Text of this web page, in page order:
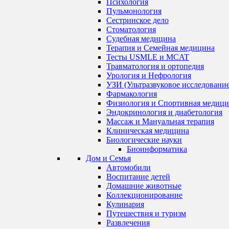
Психология
Пульмонология
Сестринское дело
Стоматология
Судебная медицина
Терапия и Семейная медицина
Тесты USMLE и MCAT
Травматология и ортопедия
Урология и Нефрология
УЗИ (Ультразвуковое
Фармакология
Физиология и Спортивная
Эндокринология и диабетология
Массаж и Мануальная терапия
Клиническая медицина
Биологические науки
Биоинформатика
Дом и Семья
Автомобили
Воспитание детей
Домашние животные
Коллекционирование
Кулинария
Путешествия и туризм
Развлечения